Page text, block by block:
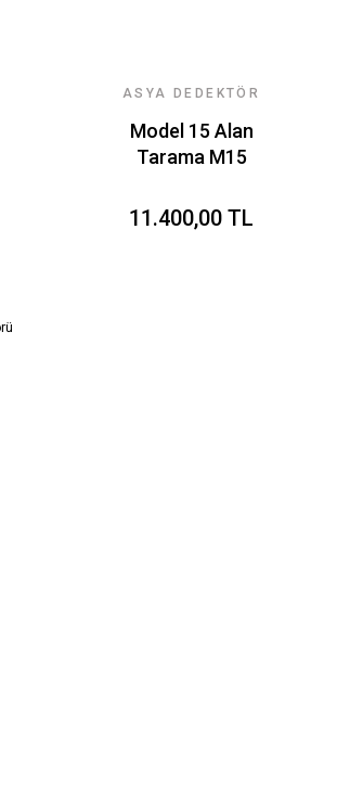
ASYA DEDEKTÖR
Model 15 Alan
Tarama M15
11.400,00 TL